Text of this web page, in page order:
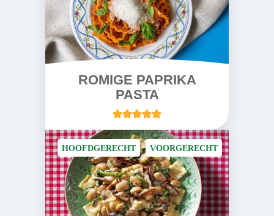
ROMIGE PAPRIKA
PASTA
HOOFDGERECHT VOORGERECHT